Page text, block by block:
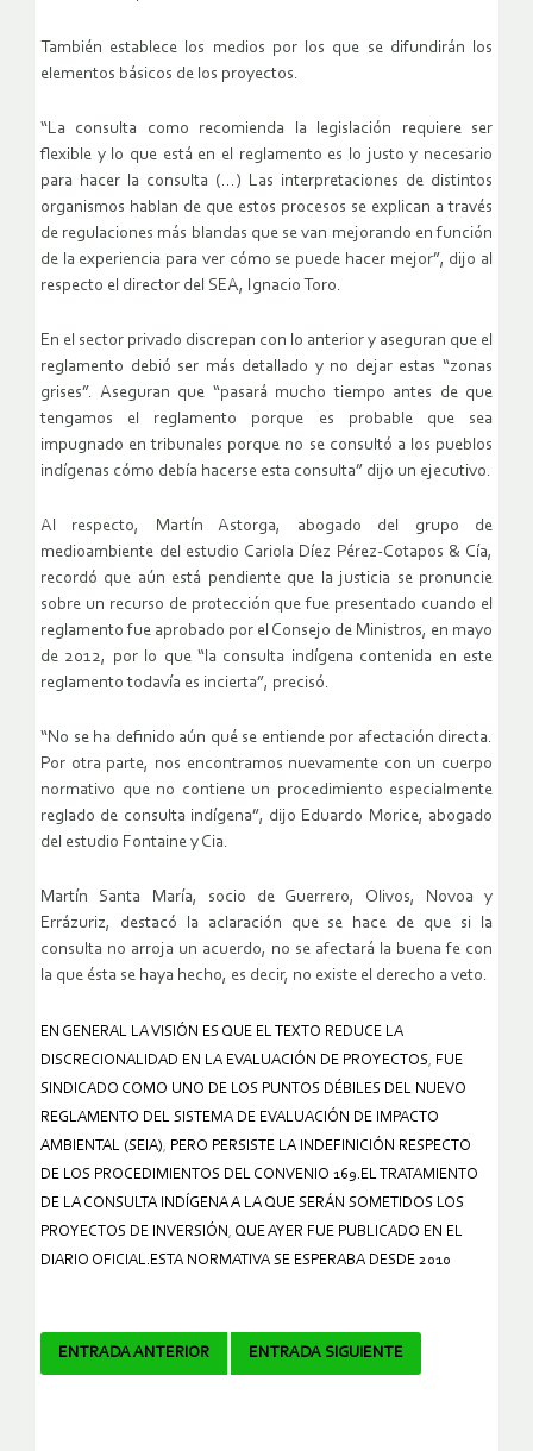
También establece los medios por los que se difundirán los
elementos básicos de los proyectos.
“La consulta como recomienda la legislación requiere ser
flexible y lo que está en el reglamento es lo justo y necesario
para hacer la consulta (…) Las interpretaciones de distintos
organismos hablan de que estos procesos se explican a través
de regulaciones más blandas que se van mejorando en función
de la experiencia para ver cómo se puede hacer mejor”, dijo al
respecto el director del SEA, Ignacio Toro.
En el sector privado discrepan con lo anterior y aseguran que el
reglamento debió ser más detallado y no dejar estas “zonas
grises”. Aseguran que “pasará mucho tiempo antes de que
tengamos el reglamento porque es probable que sea
impugnado en tribunales porque no se consultó a los pueblos
indígenas cómo debía hacerse esta consulta” dijo un ejecutivo.
Al respecto, Martín Astorga, abogado del grupo de
medioambiente del estudio Cariola Díez Pérez-Cotapos & Cía,
recordó que aún está pendiente que la justicia se pronuncie
sobre un recurso de protección que fue presentado cuando el
reglamento fue aprobado por el Consejo de Ministros, en mayo
de 2012, por lo que “la consulta indígena contenida en este
reglamento todavía es incierta”, precisó.
“No se ha definido aún qué se entiende por afectación directa.
Por otra parte, nos encontramos nuevamente con un cuerpo
normativo que no contiene un procedimiento especialmente
reglado de consulta indígena”, dijo Eduardo Morice, abogado
del estudio Fontaine y Cia.
Martín Santa María, socio de Guerrero, Olivos, Novoa y
Errázuriz, destacó la aclaración que se hace de que si la
consulta no arroja un acuerdo, no se afectará la buena fe con
la que ésta se haya hecho, es decir, no existe el derecho a veto.
EN GENERAL LA VISIÓN ES QUE EL TEXTO REDUCE LA
DISCRECIONALIDAD EN LA EVALUACIÓN DE PROYECTOS, FUE
SINDICADO COMO UNO DE LOS PUNTOS DÉBILES DEL NUEVO
REGLAMENTO DEL SISTEMA DE EVALUACIÓN DE IMPACTO
AMBIENTAL (SEIA), PERO PERSISTE LA INDEFINICIÓN RESPECTO
DE LOS PROCEDIMIENTOS DEL CONVENIO 169.EL TRATAMIENTO
DE LA CONSULTA INDÍGENA A LA QUE SERÁN SOMETIDOS LOS
PROYECTOS DE INVERSIÓN , QUE AYER FUE PUBLICADO EN EL
DIARIO OFICIAL.ESTA NORMATIVA SE ESPERABA DESDE 2010
Navegador
ENTRADA ANTERIOR ENTRADA SIGUIENTE